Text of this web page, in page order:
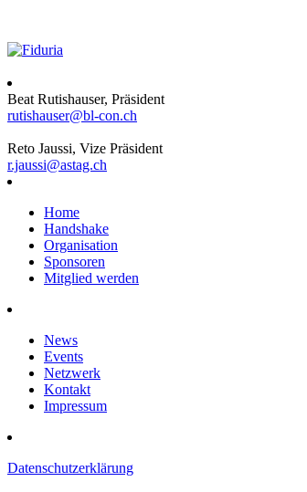
Beat Rutishauser, Präsident
rutishauser@bl-con.ch
Reto Jaussi, Vize Präsident
r.jaussi@astag.ch
Home
Handshake
Organisation
Sponsoren
Mitglied werden
News
Events
Netzwerk
Kontakt
Impressum
Datenschutzerklärung